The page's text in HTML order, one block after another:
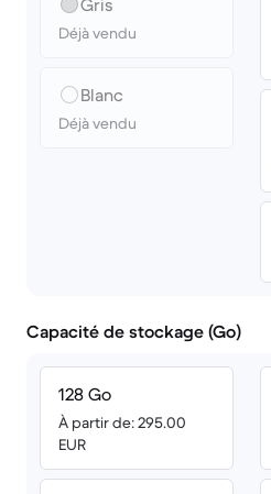
Gris
Déjà vendu
Blanc
Déjà vendu
Capacité de stockage (Go)
128 Go
À partir de: 295.00
EUR